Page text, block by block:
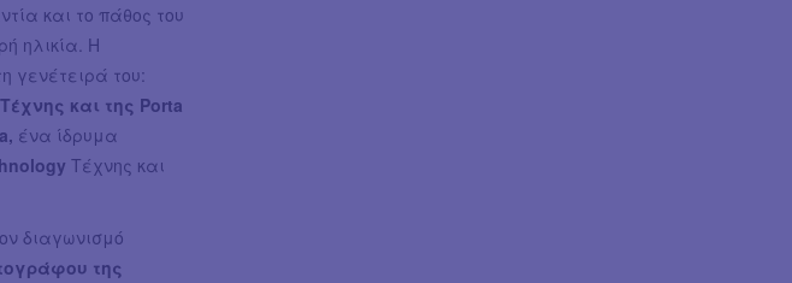
και το πάθος του
ηλικία. Η
γενέτειρά του:
και της Porta
ένα ίδρυμα
Τέχνης και
διαγωνισμό
της